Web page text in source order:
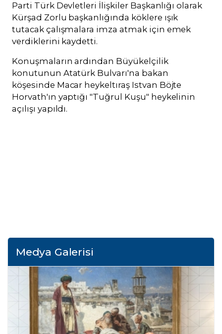
Parti Türk Devletleri İlişkiler Başkanlığı olarak
Kürşad Zorlu başkanlığında köklere ışık
tutacak çalışmalara imza atmak için emek
verdiklerini kaydetti.
Konuşmaların ardından Büyükelçilik
konutunun Atatürk Bulvarı'na bakan
köşesinde Macar heykeltıraş Istvan Böjte
Horvath'ın yaptığı "Tuğrul Kuşu" heykelinin
açılışı yapıldı.
Medya Galerisi